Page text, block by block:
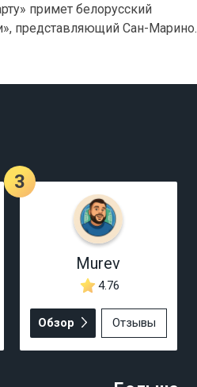
примет белорусский
представляющий Сан-Марино.
3
Murev
4.76
Обзор Отзывы